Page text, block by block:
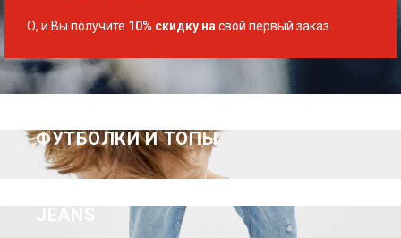
О, и Вы получите 10% скидку на свой первый заказ.
ФУТБОЛКИ И ТОПЫ